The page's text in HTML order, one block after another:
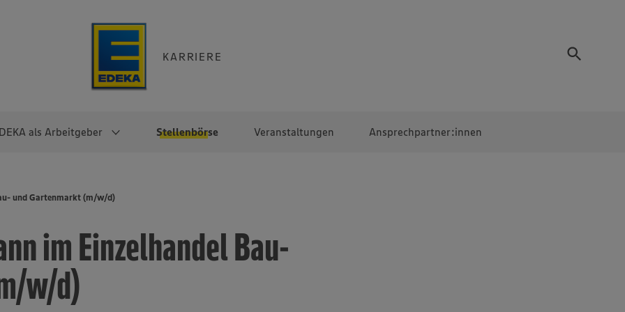
KARRIERE
als Arbeitgeber Stellenbörse Veranstaltungen Ansprechpartner:innen
Direkteinstieg
Noch Fragen?
Selbstständig mit EDEKA
Überblick
EDEKA Fruchtkontor
EDEKA Foodservice
EDEKA-
und Gartenmarkt (m/w/d)
im Einzelhandel Bau-
w/d)